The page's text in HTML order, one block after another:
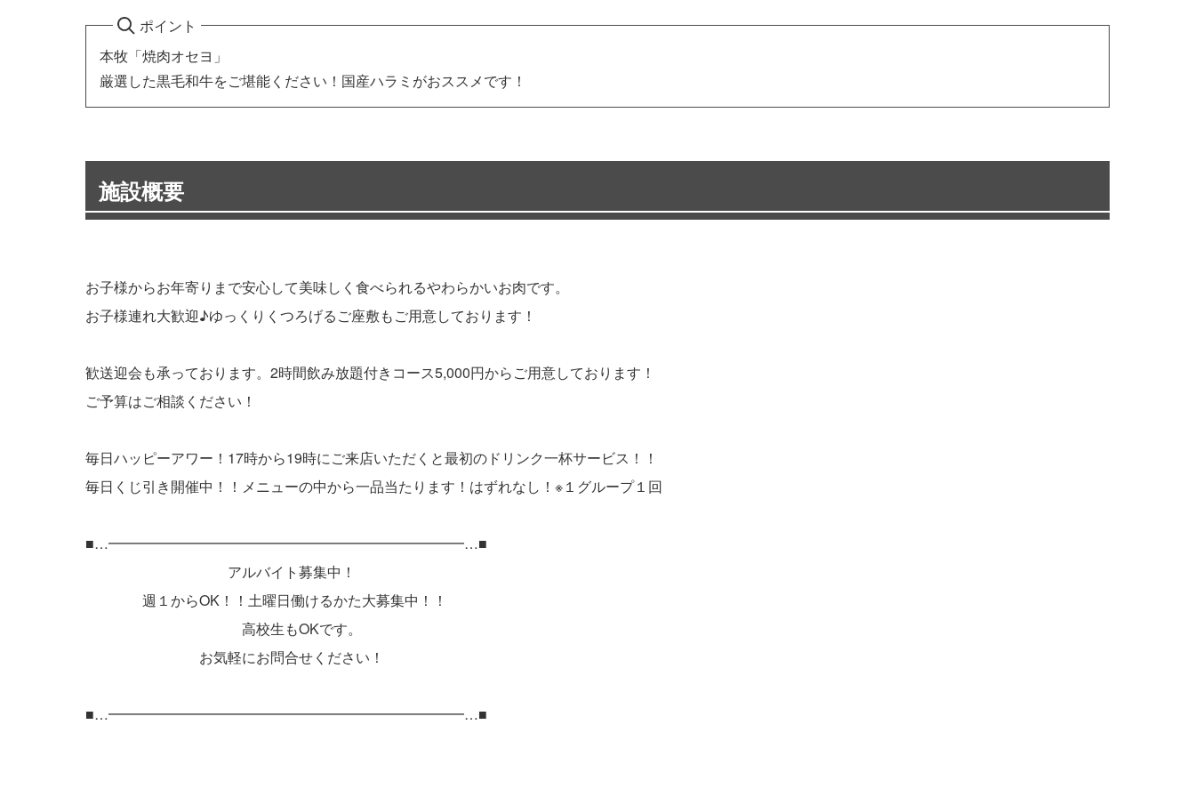
ポイント
本牧「焼肉オセヨ」
厳選した黒毛和牛をご堪能ください！国産ハラミがおススメです！
施設概要
お子様からお年寄りまで安心して美味しく食べられるやわらかいお肉です。
お子様連れ大歓迎♪ゆっくりくつろげるご座敷もご用意しております！
歓送迎会も承っております。2時間飲み放題付きコース5,000円からご用意しております！
ご予算はご相談ください！
毎日ハッピーアワー！17時から19時にご来店いただくと最初のドリンク一杯サービス！！
毎日くじ引き開催中！！メニューの中から一品当たります！はずれなし！※１グループ１回
■…━━━━━━━━━━━━━━━━━━━━━━━━━…■
アルバイト募集中！
週１からOK！！土曜日働けるかた大募集中！！
高校生もOKです。
お気軽にお問合せください！
■…━━━━━━━━━━━━━━━━━━━━━━━━━…■